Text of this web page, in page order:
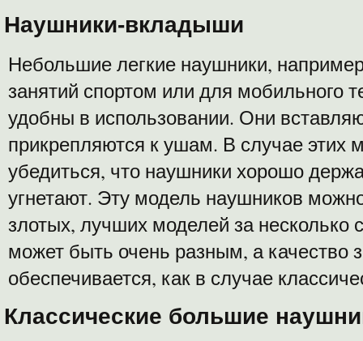
Наушники-вкладыши
Небольшие легкие наушники,
занятий спортом или для мобильного
удобны в использовании. Они
прикрепляются к ушам. В случае этих
убедиться, что наушники хорошо
угнетают. Эту модель наушников
злотых, лучших моделей за несколько
может быть очень разным, а качество
обеспечивается, как в случае
Классические большие